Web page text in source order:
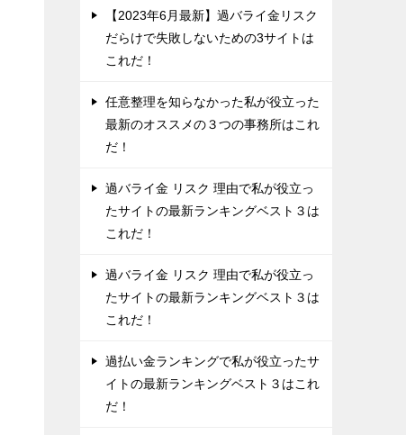
【2023年6月最新】過バライ金リスク
だらけで失敗しないための3サイトは
これだ！
任意整理を知らなかった私が役立った
最新のオススメの３つの事務所はこれ
だ！
過バライ金 リスク 理由で私が役立っ
たサイトの最新ランキングベスト３は
これだ！
過バライ金 リスク 理由で私が役立っ
たサイトの最新ランキングベスト３は
これだ！
過払い金ランキングで私が役立ったサ
イトの最新ランキングベスト３はこれ
だ！